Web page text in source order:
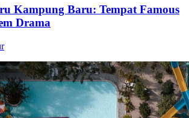
Kampung Baru: Tempat Famous
Drama